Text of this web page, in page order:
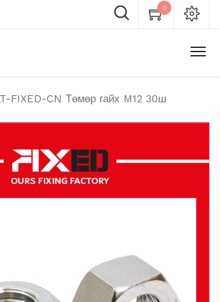
0
FIXED-CN Төмөр гайх M12 30ш